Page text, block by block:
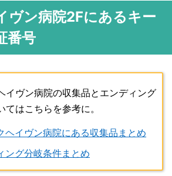
ヴン病院2Fにあるキー
番号
イヴン病院の収集品とエンディング
てはこちらを参考に。
ヘイヴン病院にある収集品まとめ
ング分岐条件まとめ